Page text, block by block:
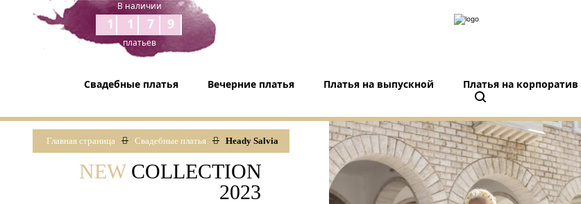
В наличии
1179
платьев
Свадебные платья Вечерние платья Платья на выпускной Платья на корпоратив
Главная страница Свадебные платья Heady Salvia
NEWCOLLECTION
2023